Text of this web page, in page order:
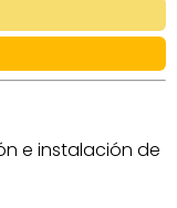
e instalación de